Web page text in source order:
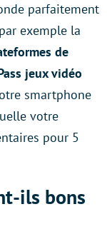
parfaitement
exemple la
de
jeux vidéo
smartphone
votre
pour 5
ils bons